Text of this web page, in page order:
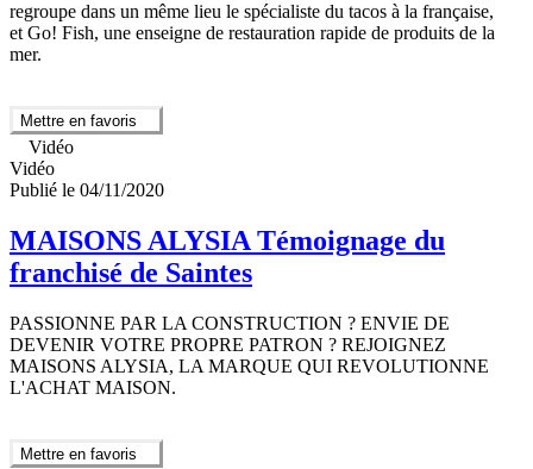
regroupe dans un même lieu le spécialiste du tacos à la française,
et Go! Fish, une enseigne de restauration rapide de produits de la
mer.
Mettre en favoris
Vidéo
Vidéo
Publié le 04/11/2020
MAISONS ALYSIA Témoignage du
franchisé de Saintes
PASSIONNE PAR LA CONSTRUCTION ? ENVIE DE
DEVENIR VOTRE PROPRE PATRON ? REJOIGNEZ
MAISONS ALYSIA, LA MARQUE QUI REVOLUTIONNE
L'ACHAT MAISON.
Mettre en favoris